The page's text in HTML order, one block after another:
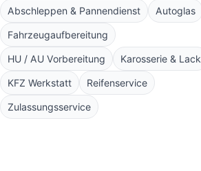
Abschleppen & Pannendienst Autoglas
Fahrzeugaufbereitung
HU / AU Vorbereitung Karosserie & Lack
KFZ Werkstatt Reifenservice
Zulassungsservice